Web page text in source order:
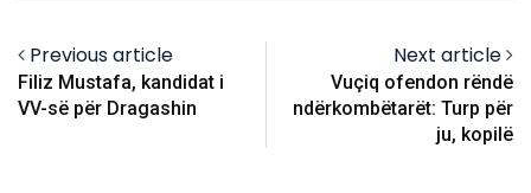
Previous article
Filiz Mustafa, kandidat i
VV-së për Dragashin
Next article
Vuçiq ofendon rëndë
ndërkombëtarët: Turp për
ju, kopilë